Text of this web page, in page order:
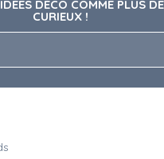
DÉCO COMME PLUS
CURIEUX !